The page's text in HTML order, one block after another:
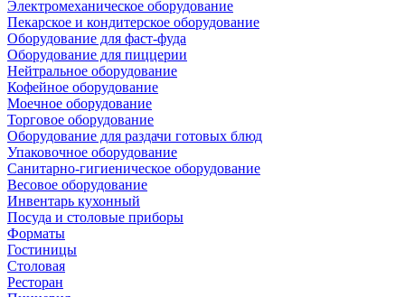
Электромеханическое оборудование
Пекарское и кондитерское оборудование
Оборудование для фаст-фуда
Оборудование для пиццерии
Нейтральное оборудование
Кофейное оборудование
Моечное оборудование
Торговое оборудование
Оборудование для раздачи готовых блюд
Упаковочное оборудование
Санитарно-гигиеническое оборудование
Весовое оборудование
Инвентарь кухонный
Посуда и столовые приборы
Форматы
Гостиницы
Столовая
Ресторан